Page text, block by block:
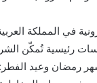
في المملكة
رئيسية تُمكّن
رمضان وعيد الفطر: